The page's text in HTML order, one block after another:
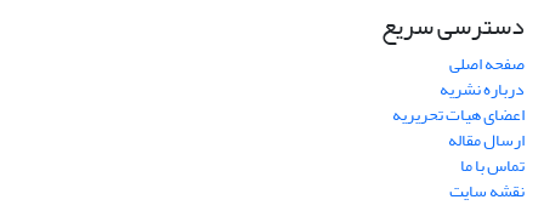
دسترسی سریع
صفحه اصلی
درباره نشریه
اعضای هیات تحریریه
ارسال مقاله
تماس با ما
نقشه سایت